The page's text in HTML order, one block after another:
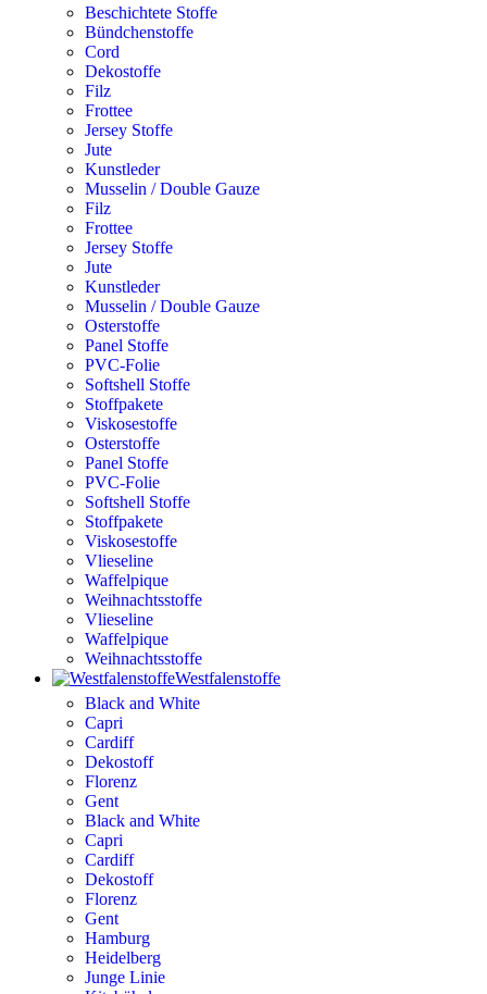
Beschichtete Stoffe
Bündchenstoffe
Cord
Dekostoffe
Filz
Frottee
Jersey Stoffe
Jute
Kunstleder
Musselin / Double Gauze
Filz
Frottee
Jersey Stoffe
Jute
Kunstleder
Musselin / Double Gauze
Osterstoffe
Panel Stoffe
PVC-Folie
Softshell Stoffe
Stoffpakete
Viskosestoffe
Osterstoffe
Panel Stoffe
PVC-Folie
Softshell Stoffe
Stoffpakete
Viskosestoffe
Vlieseline
Waffelpique
Weihnachtsstoffe
Vlieseline
Waffelpique
Weihnachtsstoffe
Westfalenstoffe
Black and White
Capri
Cardiff
Dekostoff
Florenz
Gent
Black and White
Capri
Cardiff
Dekostoff
Florenz
Gent
Hamburg
Heidelberg
Junge Linie